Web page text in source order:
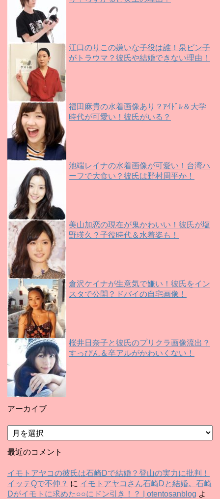
江口のりこの嫌いな子役は誰！泉ピン子
がトラウマ？彼氏や結婚できない理由！
福田麻貴の水着画像あり？ｱｲﾄﾞﾙ＆大学
時代が可愛い！彼氏がいる？
池端レイナの水着画像が可愛い！台湾ハ
ーフで大食い？彼氏は野村周平か！
美山加恋の現在が鬼かわいい！彼氏が塩
野瑛久？子役時代＆水着姿も！
倉沢ケイナが生意気で嫌い！彼氏をイン
スタで公開？ドバイの自宅画像！
桜井日奈子と彼氏のプリクラ画像流出？
すっぴん＆卒アルがかわいくない！
アーカイブ
ア
ー
カ
ブ
最近のコメント
イモトアヤコの彼氏は石崎Dで結婚？登山の実力に批判！
イッテQで不仲？ に イモトアヤコさん石崎Dと結婚。石崎
Dがイモトに求めた○○にドン引き！？ | otentosanblog よ